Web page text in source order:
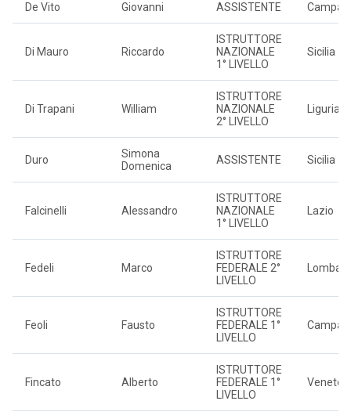
De Vito Giovanni ASSISTENTE
Di Mauro Riccardo
ISTRUTTORE
NAZIONALE
1° LIVELLO
Sicilia
Di Trapani William
ISTRUTTORE
NAZIONALE
2° LIVELLO
Liguria
Duro
Simona
Domenica
ASSISTENTE Sicilia
Falcinelli Alessandro
ISTRUTTORE
NAZIONALE
1° LIVELLO
Lazio
Fedeli Marco
ISTRUTTORE
FEDERALE 2°
LIVELLO
Feoli Fausto
ISTRUTTORE
FEDERALE 1°
LIVELLO
Fincato Alberto
ISTRUTTORE
FEDERALE 1°
LIVELLO
Veneto